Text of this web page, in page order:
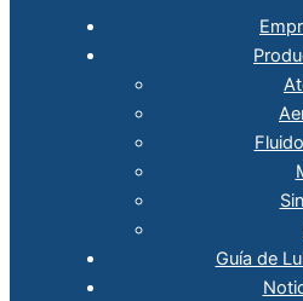
Guía de